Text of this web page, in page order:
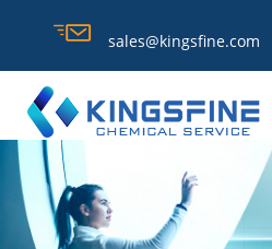
sales@kingsfine.com